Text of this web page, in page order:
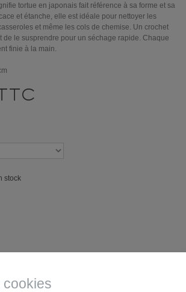
tortue en japonais fait référence à sa forme et sa
et étanche, elle est idéale pour nettoyer les
et même les cols de chemise. Un crochet
de le susprendre pour un séchage rapide. Chaque
finie à la main.
stock
cookies